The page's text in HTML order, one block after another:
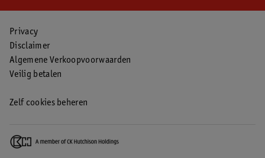
Privacy
Disclaimer
Algemene Verkoopvoorwaarden
Veilig betalen
Zelf cookies beheren